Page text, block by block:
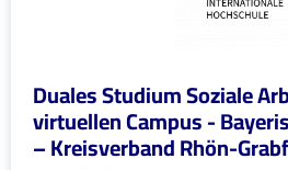
Duales Studium Soziale
virtuellen Campus -
– Kreisverband Rhön-